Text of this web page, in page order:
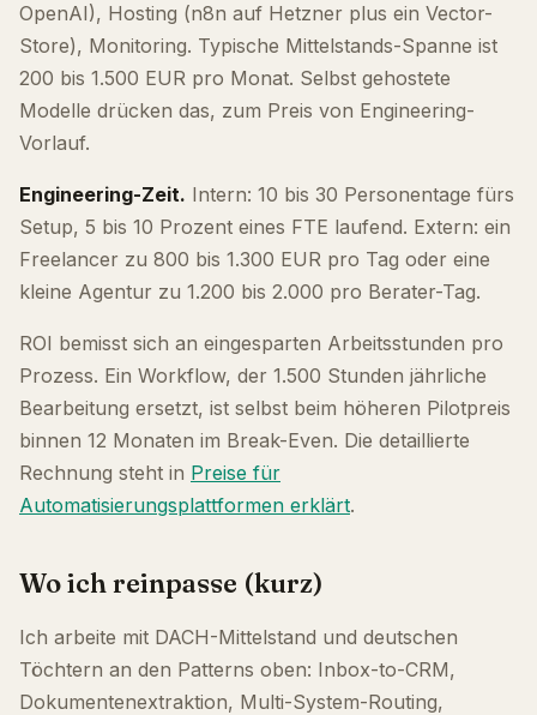
OpenAI), Hosting (n8n auf Hetzner plus ein Vector-
Store), Monitoring. Typische Mittelstands-Spanne ist
200 bis 1.500 EUR pro Monat. Selbst gehostete
Modelle drücken das, zum Preis von Engineering-
Vorlauf.
Engineering-Zeit. Intern: 10 bis 30 Personentage fürs
Setup, 5 bis 10 Prozent eines FTE laufend. Extern: ein
Freelancer zu 800 bis 1.300 EUR pro Tag oder eine
kleine Agentur zu 1.200 bis 2.000 pro Berater-Tag.
ROI bemisst sich an eingesparten Arbeitsstunden pro
Prozess. Ein Workflow, der 1.500 Stunden jährliche
Bearbeitung ersetzt, ist selbst beim höheren Pilotpreis
binnen 12 Monaten im Break-Even. Die detaillierte
Rechnung steht in Preise für
Automatisierungsplattformen erklärt.
Wo ich reinpasse (kurz)
Ich arbeite mit DACH-Mittelstand und deutschen
Töchtern an den Patterns oben: Inbox-to-CRM,
Dokumentenextraktion, Multi-System-Routing,